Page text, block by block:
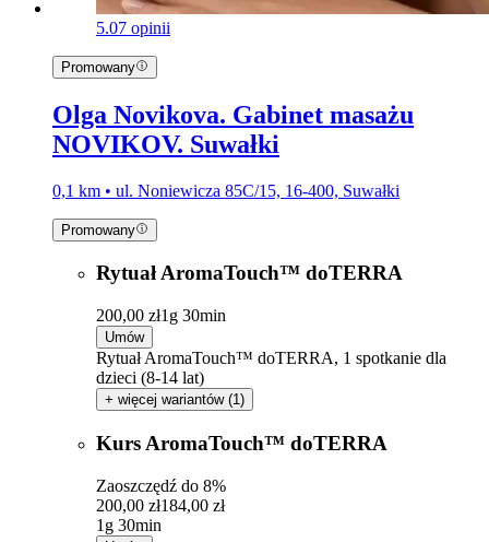
5.07 opinii
Promowany
Olga Novikova. Gabinet masażu
NOVIKOV. Suwałki
0,1 km • ul. Noniewicza 85C/15, 16-400, Suwałki
Promowany
Rytuał AromaTouch™ doTERRA
200,00 zł1g 30min
Umów
Rytuał AromaTouch™ doTERRA, 1 spotkanie dla
dzieci (8-14 lat)
+ więcej wariantów (1)
Kurs AromaTouch™ doTERRA
Zaoszczędź do 8%
200,00 zł184,00 zł
1g 30min